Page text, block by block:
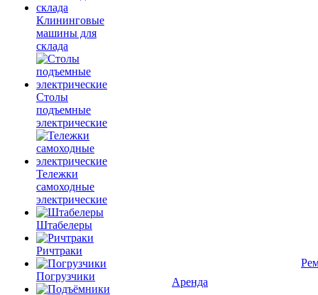
Клининговые
машины для
склада
Столы
подъемные
электрические
Тележки
самоходные
электрические
Штабелеры
Ричтраки
Погрузчики
Аренда